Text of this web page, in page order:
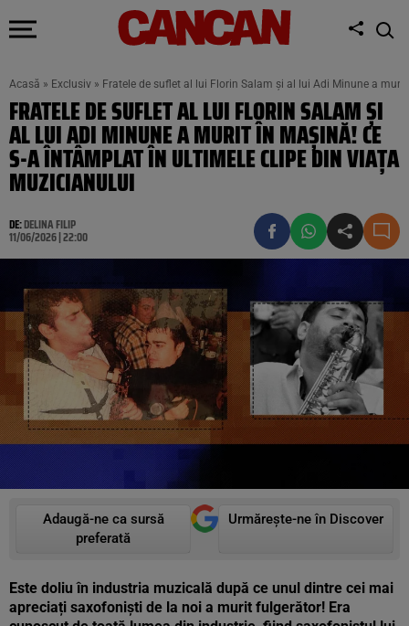
Acasă » Exclusiv » Fratele de suflet al lui Florin Salam și al lui Adi Minune a
FRATELE DE SUFLET AL LUI FLORIN SALAM ȘI
AL LUI ADI MINUNE A MURIT ÎN MAȘINĂ! CE
S-A ÎNTÂMPLAT ÎN ULTIMELE CLIPE DIN VIAȚA
MUZICIANULUI
DE:DELINA FILIP
11/06/2026 | 22:00
Adaugă-ne ca sursă
preferată
Urmărește-ne în Discover
Este doliu în industria muzicală după ce unul dintre cei mai
apreciați saxofoniști de la noi a murit fulgerător! Era